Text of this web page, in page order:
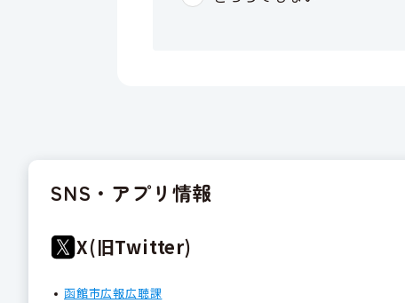
SNS・アプリ情報
X(旧Twitter)
函館市広報広聴課